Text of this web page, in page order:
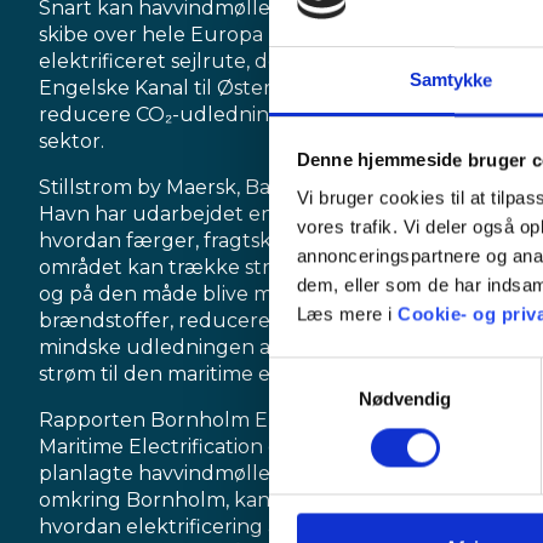
Samtykke
Denne hjemmeside bruger
Vi bruger cookies til at
vores trafik. Vi deler også
annonceringspartnere og
dem, eller som de har
Læs mere i Cookie- og
Samtykkevalg
Nødvendig
Snart kan havvindmølleparker forsyne havne og
skibe over hele Europa med grøn strøm via en
elektrificeret sejlrute, der strækker sig fra Den
Engelske Kanal til Østersøen, og på den måde
reducere CO₂-udledningerne fra den maritime
sektor.
Stillstrom by Maersk, Baltic Energy Island og Rønne
Havn har udarbejdet en rapport, der beskriver,
hvordan færger, fragtskibe og servicefartøjer i
området kan trække strøm fra havvindmølleparker
og på den måde blive mindre afhængige af fossile
brændstoffer, reducere deres omkostninger,
mindske udledningen af drivhusgasser og sætte
strøm til den maritime elektrificering.
Rapporten Bornholm Energy Island: Powering
Maritime Electrification demonstrerer, hvordan
planlagte havvindmølleparker og netinfrastruktur
omkring Bornholm, kan give os en model for,
hvordan elektrificering af den maritime sektor er